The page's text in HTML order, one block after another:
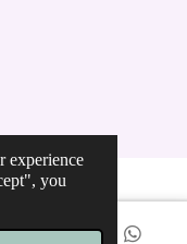
experience
you